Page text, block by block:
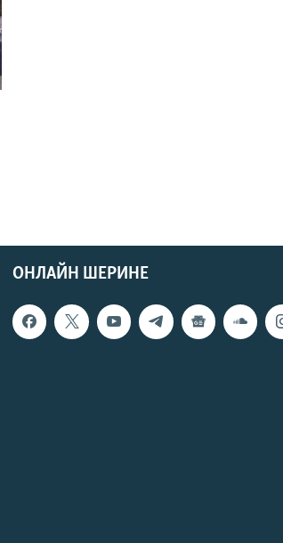
ОНЛАЙН ШЕРИНЕ